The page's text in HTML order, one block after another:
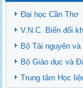
Đại học Cần Thơ
V.N.C. Biến đổi
Bộ Tài nguyên
Bộ Giáo dục và
Trung tâm Học